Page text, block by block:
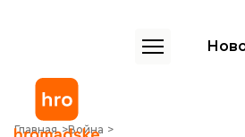
Главная Война
Украина вернула тела 19 человек,